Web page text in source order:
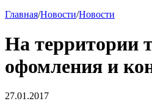
Главная/Новости/Новости
На территории
офомления и
27.01.2017